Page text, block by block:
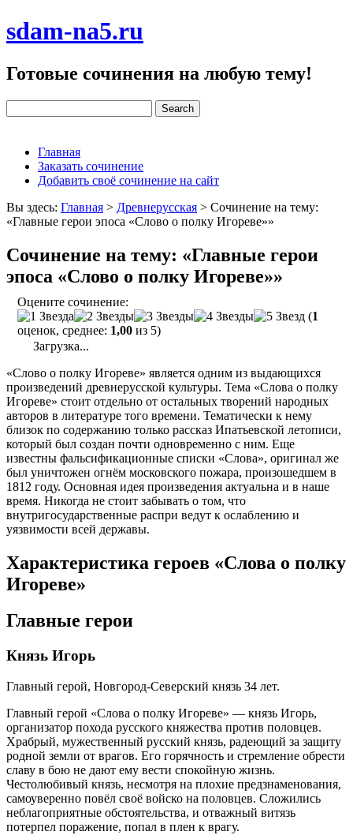
sdam-na5.ru
Готовые сочинения на любую тему!
Главная
Заказать сочинение
Добавить своё сочинение на сайт
Вы здесь: Главная > Древнерусская > Сочинение на тему:
«Главные герои эпоса «Слово о полку Игореве»»
Сочинение на тему: «Главные герои
эпоса «Слово о полку Игореве»»
Оцените сочинение:
(1
оценок, среднее: 1,00 из 5)
Загрузка...
«Слово о полку Игореве» является одним из выдающихся
произведений древнерусской культуры. Тема «Слова о полку
Игореве» стоит отдельно от остальных творений народных
авторов в литературе того времени. Тематически к нему
близок по содержанию только рассказ Ипатьевской летописи,
который был создан почти одновременно с ним. Еще
известны фальсификационные списки «Слова», оригинал же
был уничтожен огнём московского пожара, произошедшем в
1812 году. Основная идея произведения актуальна и в наше
время. Никогда не стоит забывать о том, что
внутригосударственные распри ведут к ослаблению и
уязвимости всей державы.
Характеристика героев «Слова о полку
Игореве»
Главные герои
Князь Игорь
Главный герой, Новгород-Северский князь 34 лет.
Главный герой «Слова о полку Игореве» — князь Игорь,
организатор похода русского княжества против половцев.
Храбрый, мужественный русский князь, радеющий за защиту
родной земли от врагов. Его горячность и стремление обрести
славу в бою не дают ему вести спокойную жизнь.
Честолюбивый князь, несмотря на плохие предзнаменования,
самоуверенно повёл своё войско на половцев. Сложились
неблагоприятные обстоятельства, и отважный витязь
потерпел поражение, попал в плен к врагу.